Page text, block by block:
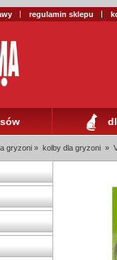
regulamin sklepu
gryzoni » kolby dla gryzoni »